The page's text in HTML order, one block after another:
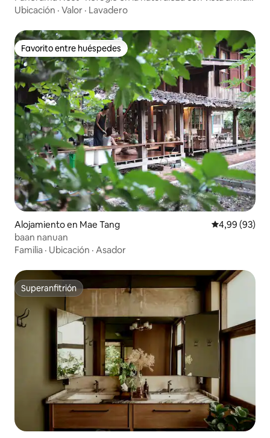
y aire acondicionado
Ubicación · Valor · Lavadero
Favorito entre huéspedes
Favorito entre huéspedes
Alojamiento en Mae Tang Calificación
4,99 (93)
baan nanuan
Familia · Ubicación · Asador
Superanfitrión
Superanfitrión